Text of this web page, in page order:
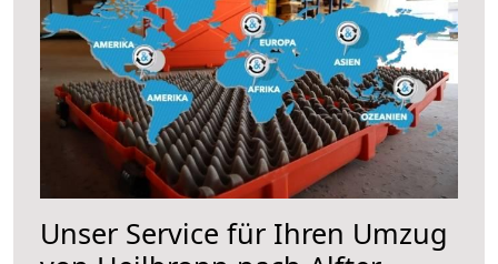
Unser Service für Ihren Umzug